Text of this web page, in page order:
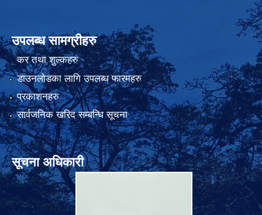
उपलब्ध सामग्रीहरु
कर तथा शुल्कहरु
डाउनलोडका लागि उपलब्ध फारमहरु
प्रकाशनहरु
सार्वजनिक खरिद सम्बन्धि सूचना
सूचना अधिकारी